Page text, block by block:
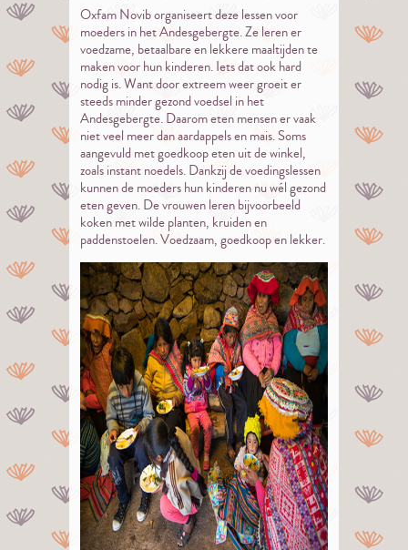
Oxfam Novib organiseert deze lessen voor
moeders in het Andesgebergte. Ze leren er
voedzame, betaalbare en lekkere maaltijden te
maken voor hun kinderen. Iets dat ook hard
nodig is. Want door extreem weer groeit er
steeds minder gezond voedsel in het
Andesgebergte. Daarom eten mensen er vaak
niet veel meer dan aardappels en mais. Soms
aangevuld met goedkoop eten uit de winkel,
zoals instant noedels. Dankzij de voedingslessen
kunnen de moeders hun kinderen nu wél gezond
eten geven. De vrouwen leren bijvoorbeeld
koken met wilde planten, kruiden en
paddenstoelen. Voedzaam, goedkoop en lekker.